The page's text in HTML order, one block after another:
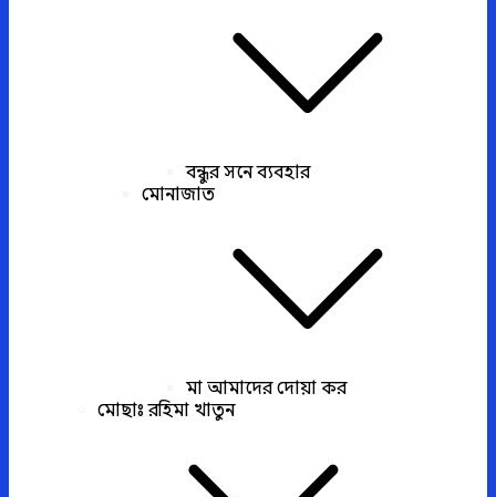
বন্ধুর সনে ব্যবহার
মোনাজাত
মা আমাদের দোয়া কর
মোছাঃ রহিমা খাতুন